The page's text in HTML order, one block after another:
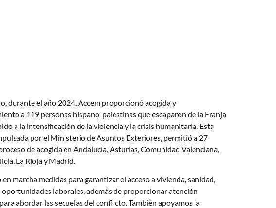
durante el año 2024, Accem proporcionó acogida y
a 119 personas hispano-palestinas que escaparon de la Franja
a la intensificación de la violencia y la crisis humanitaria. Esta
por el Ministerio de Asuntos Exteriores, permitió a 27
de acogida en Andalucía, Asturias, Comunidad Valenciana,
La Rioja y Madrid.
en marcha medidas para garantizar el acceso a vivienda, sanidad,
oportunidades laborales, además de proporcionar atención
abordar las secuelas del conflicto. También apoyamos la